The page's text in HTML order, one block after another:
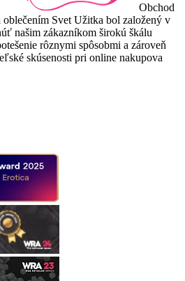
Obchod
Svet Užitka bol založený v
našim zákazníkom širokú škálu
rôznymi spôsobmi a zároveň
skúsenosti pri online nakupova